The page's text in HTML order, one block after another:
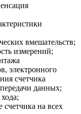
вмешательств;
измерений;
электронного
счетчика
данных;
счетчика на всех